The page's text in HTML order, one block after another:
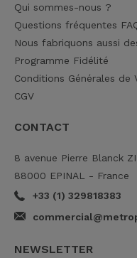
Qui sommes-nous ?
Questions fréquentes
Nous fabriquons aussi
Programme Fidélité
Conditions Générales de
CGV
CONTACT
8 avenue Pierre Blanck
88000 EPINAL - France
+33 (1) 329818383
NEWSLETTER